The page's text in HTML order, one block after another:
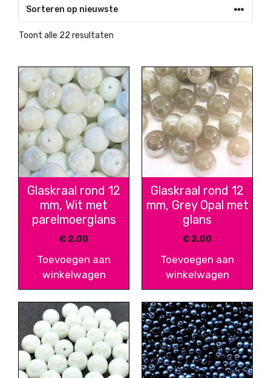
Toont alle 22 resultaten
Glaskraal rond 12
mm, Wit met
parelmoerglans
€ 2,00
Toevoegen aan
winkelwagen
Glaskraal rond 12
mm, Grey Opal met
glans
€ 2,00
Toevoegen aan
winkelwagen